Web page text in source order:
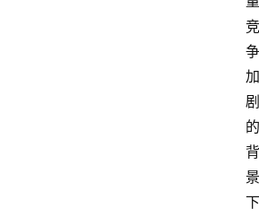
竞
争
加
剧
的
背
景
下